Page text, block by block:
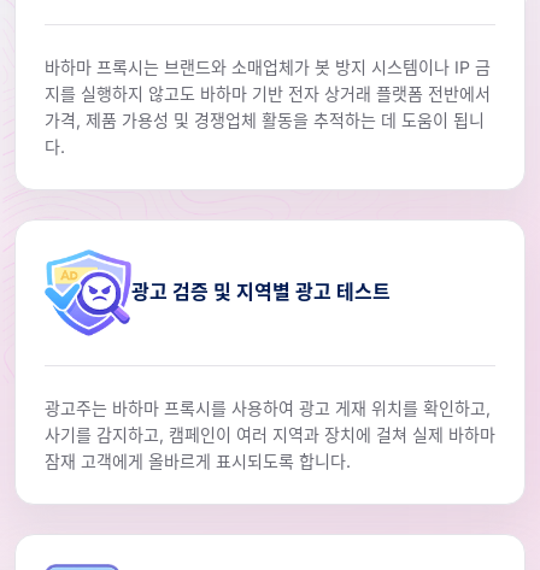
바하마 프록시는 브랜드와 소매업체가 봇 방지 시스템이나 IP 금
지를 실행하지 않고도 바하마 기반 전자 상거래 플랫폼 전반에서
가격, 제품 가용성 및 경쟁업체 활동을 추적하는 데 도움이 됩니
다.
광고 검증 및 지역별 광고 테스트
광고주는 바하마 프록시를 사용하여 광고 게재 위치를 확인하고,
사기를 감지하고, 캠페인이 여러 지역과 장치에 걸쳐 실제 바하마
잠재 고객에게 올바르게 표시되도록 합니다.